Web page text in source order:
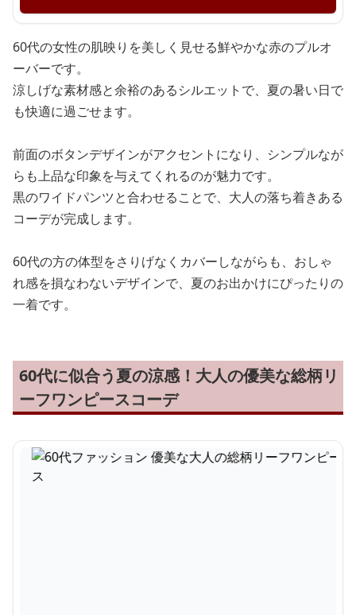
60代の女性の肌映りを美しく見せる鮮やかな赤のプルオ
ーバーです。
涼しげな素材感と余裕のあるシルエットで、夏の暑い日で
も快適に過ごせます。
前面のボタンデザインがアクセントになり、シンプルなが
らも上品な印象を与えてくれるのが魅力です。
黒のワイドパンツと合わせることで、大人の落ち着きある
コーデが完成します。
60代の方の体型をさりげなくカバーしながらも、おしゃ
れ感を損なわないデザインで、夏のお出かけにぴったりの
一着です。
60代に似合う夏の涼感！大人の優美な総柄リ
ーフワンピースコーデ